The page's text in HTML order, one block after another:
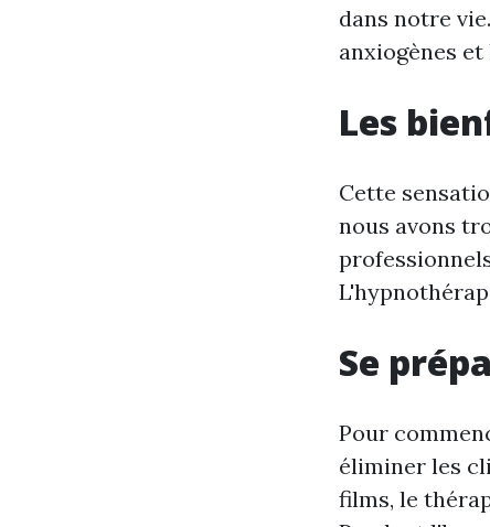
dans notre
anxiogènes
Les
Cette
nous avons
Se
Pour
éliminer les
films, le